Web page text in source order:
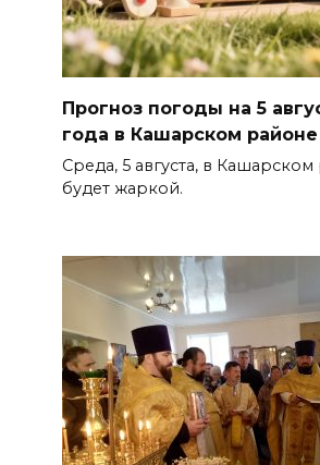
Прогноз погоды на 5
года в Кашарском районе
Среда, 5 августа, в
будет жаркой.